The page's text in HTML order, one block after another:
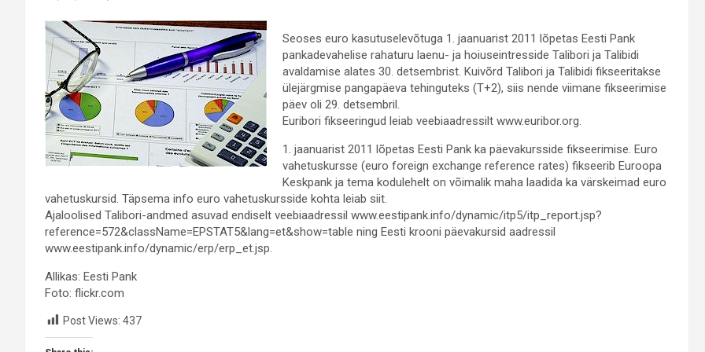
Seoses euro kasutuselevõtuga 1. jaanuarist 2011 lõpetas Eesti Pank
pankadevahelise rahaturu laenu- ja hoiuseintresside Talibori ja Talibidi
avaldamise alates 30. detsembrist. Kuivõrd Talibori ja Talibidi fikseeritakse
ülejärgmise pangapäeva tehinguteks (T+2), siis nende viimane fikseerimise
päev oli 29. detsembril.
Euribori fikseeringud leiab veebiaadressilt www.euribor.org.
1. jaanuarist 2011 lõpetas Eesti Pank ka päevakursside fikseerimise. Euro
vahetuskursse (euro foreign exchange reference rates) fikseerib Euroopa
Keskpank ja tema kodulehelt on võimalik maha laadida ka värskeimad euro
vahetuskursid. Täpsema info euro vahetuskursside kohta leiab siit.
Ajaloolised Talibori-andmed asuvad endiselt veebiaadressil www.eestipank.info/dynamic/itp5/itp_report.jsp?
reference=572&className=EPSTAT5&lang=et&show=table ning Eesti krooni päevakursid aadressil
www.eestipank.info/dynamic/erp/erp_et.jsp.
Allikas: Eesti Pank
Foto: flickr.com
Post Views: 437